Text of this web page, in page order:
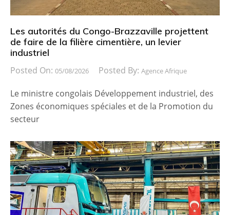
Les autorités du Congo-Brazzaville projettent
de faire de la filière cimentière, un levier
industriel
Posted On: 05/08/2026 Posted By: Agence Afrique
Le ministre congolais Développement industriel, des
Zones économiques spéciales et de la Promotion du
secteur